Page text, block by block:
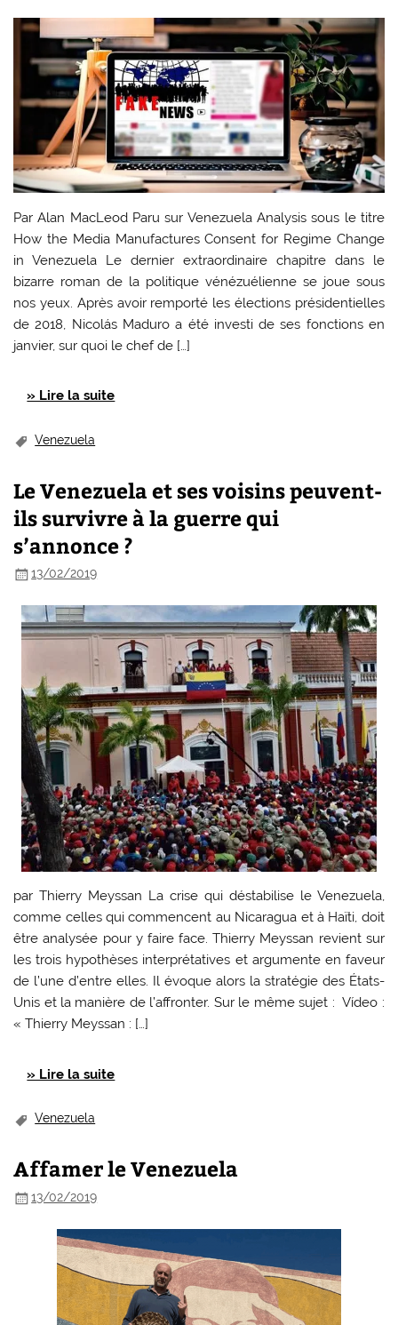
Par Alan MacLeod Paru sur Venezuela Analysis sous le titre
How the Media Manufactures Consent for Regime Change
in Venezuela Le dernier extraordinaire chapitre dans le
bizarre roman de la politique vénézuélienne se joue sous
nos yeux. Après avoir remporté les élections présidentielles
de 2018, Nicolás Maduro a été investi de ses fonctions en
janvier, sur quoi le chef de […]
» Lire la suite
Venezuela
Le Venezuela et ses voisins peuvent-
ils survivre à la guerre qui
s’annonce ?
13/02/2019
par Thierry Meyssan La crise qui déstabilise le Venezuela,
comme celles qui commencent au Nicaragua et à Haïti, doit
être analysée pour y faire face. Thierry Meyssan revient sur
les trois hypothèses interprétatives et argumente en faveur
de l’une d’entre elles. Il évoque alors la stratégie des États-
Unis et la manière de l’affronter. Sur le même sujet : Vídeo :
« Thierry Meyssan : […]
» Lire la suite
Venezuela
Affamer le Venezuela
13/02/2019